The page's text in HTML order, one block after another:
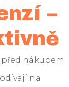
–
před nákupem
na